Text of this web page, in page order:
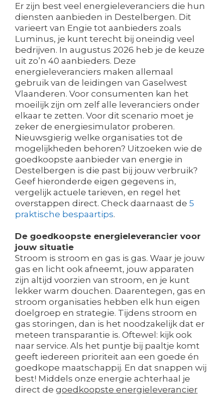
Er zijn best veel energieleveranciers die hun
diensten aanbieden in Destelbergen. Dit
varieert van Engie tot aanbieders zoals
Luminus, je kunt terecht bij oneindig veel
bedrijven. In augustus 2026 heb je de keuze
uit zo’n 40 aanbieders. Deze
energieleveranciers maken allemaal
gebruik van de leidingen van Gaselwest
Vlaanderen. Voor consumenten kan het
moeilijk zijn om zelf alle leveranciers onder
elkaar te zetten. Voor dit scenario moet je
zeker de energiesimulator proberen.
Nieuwsgierig welke organisaties tot de
mogelijkheden behoren? Uitzoeken wie de
goedkoopste aanbieder van energie in
Destelbergen is die past bij jouw verbruik?
Geef hieronderde eigen gegevens in,
vergelijk actuele tarieven, en regel het
overstappen direct. Check daarnaast de 5
praktische bespaartips.
De goedkoopste energieleverancier voor
jouw situatie
Stroom is stroom en gas is gas. Waar je jouw
gas en licht ook afneemt, jouw apparaten
zijn altijd voorzien van stroom, en je kunt
lekker warm douchen. Daarentegen, gas en
stroom organisaties hebben elk hun eigen
doelgroep en strategie. Tijdens stroom en
gas storingen, dan is het noodzakelijk dat er
meteen transparantie is. Oftewel: kijk ook
naar service. Als het puntje bij paaltje komt
geeft iedereen prioriteit aan een goede én
goedkope maatschappij. En dat snappen wij
best! Middels onze energie achterhaal je
direct de goedkoopste energieleverancier